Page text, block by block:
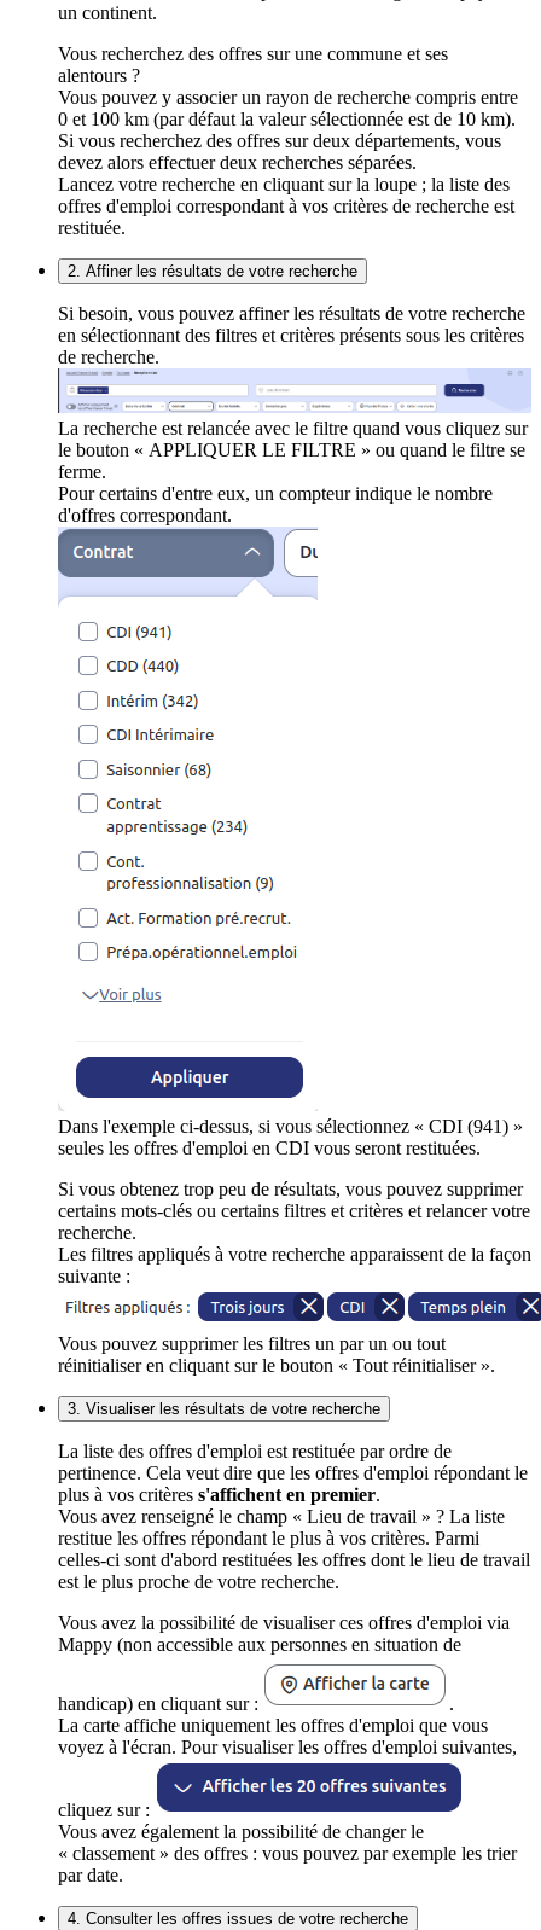
un continent.
Vous recherchez des offres sur une commune et ses
alentours ?
Vous pouvez y associer un rayon de recherche compris entre
0 et 100 km (par défaut la valeur sélectionnée est de 10 km).
Si vous recherchez des offres sur deux départements, vous
devez alors effectuer deux recherches séparées.
Lancez votre recherche en cliquant sur la loupe ; la liste des
offres d'emploi correspondant à vos critères de recherche est
restituée.
2. Affiner les résultats de votre recherche
Si besoin, vous pouvez affiner les résultats de votre recherche
en sélectionnant des filtres et critères présents sous les critères
de recherche.
La recherche est relancée avec le filtre quand vous cliquez sur
le bouton « APPLIQUER LE FILTRE » ou quand le filtre se
ferme.
Pour certains d'entre eux, un compteur indique le nombre
d'offres correspondant.
Dans l'exemple ci-dessus, si vous sélectionnez « CDI (941) »
seules les offres d'emploi en CDI vous seront restituées.
Si vous obtenez trop peu de résultats, vous pouvez supprimer
certains mots-clés ou certains filtres et critères et relancer votre
recherche.
Les filtres appliqués à votre recherche apparaissent de la façon
suivante :
Vous pouvez supprimer les filtres un par un ou tout
réinitialiser en cliquant sur le bouton « Tout réinitialiser ».
3. Visualiser les résultats de votre recherche
La liste des offres d'emploi est restituée par ordre de
pertinence. Cela veut dire que les offres d'emploi répondant le
plus à vos critères s'affichent en premier.
Vous avez renseigné le champ « Lieu de travail » ? La liste
restitue les offres répondant le plus à vos critères. Parmi
celles-ci sont d'abord restituées les offres dont le lieu de travail
est le plus proche de votre recherche.
Vous avez la possibilité de visualiser ces offres d'emploi via
Mappy (non accessible aux personnes en situation de
handicap) en cliquant sur :
.
La carte affiche uniquement les offres d'emploi que vous
voyez à l'écran. Pour visualiser les offres d'emploi suivantes,
cliquez sur :
Vous avez également la possibilité de changer le
« classement » des offres : vous pouvez par exemple les trier
par date.
4. Consulter les offres issues de votre recherche